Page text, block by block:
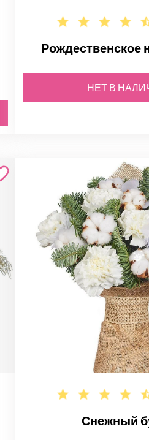
Рождественское
НЕТ В
Снежный